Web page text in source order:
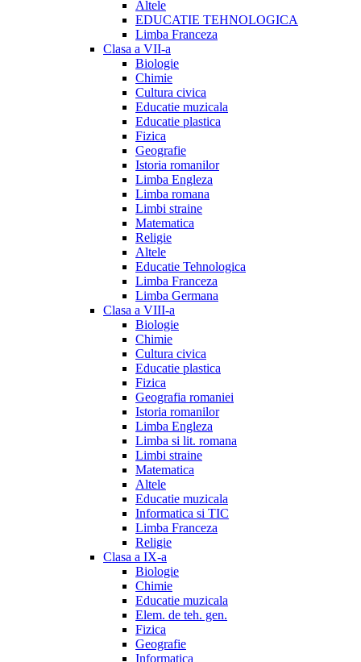
Altele
EDUCATIE TEHNOLOGICA
Limba Franceza
Clasa a VII-a
Biologie
Chimie
Cultura civica
Educatie muzicala
Educatie plastica
Fizica
Geografie
Istoria romanilor
Limba Engleza
Limba romana
Limbi straine
Matematica
Religie
Altele
Educatie Tehnologica
Limba Franceza
Limba Germana
Clasa a VIII-a
Biologie
Chimie
Cultura civica
Educatie plastica
Fizica
Geografia romaniei
Istoria romanilor
Limba Engleza
Limba si lit. romana
Limbi straine
Matematica
Altele
Educatie muzicala
Informatica si TIC
Limba Franceza
Religie
Clasa a IX-a
Biologie
Chimie
Educatie muzicala
Elem. de teh. gen.
Fizica
Geografie
Informatica